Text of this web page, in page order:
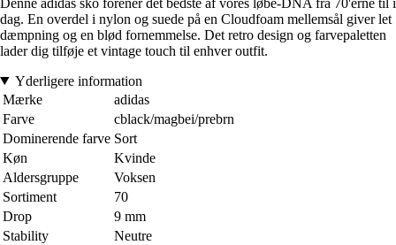
dag. En overdel i nylon og suede på en Cloudfoam mellemsål giver let
dæmpning og en blød fornemmelse. Det retro design og farvepaletten
lader dig tilføje et vintage touch til enhver outfit.
Yderligere information
Mærke
adidas
Farve
cblack/magbei/prebrn
Dominerende farve Sort
Køn
Kvinde
Aldersgruppe
Voksen
Sortiment
70
Drop
9 mm
Stability
Neutre